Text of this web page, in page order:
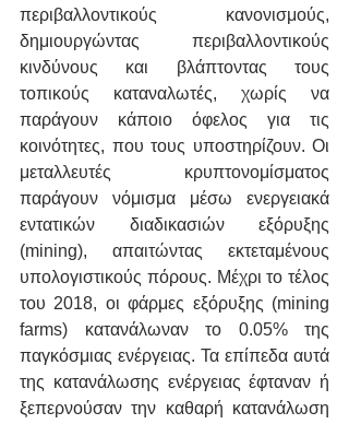
περιβαλλοντικούς κανονισμούς,
δημιουργώντας περιβαλλοντικούς
κινδύνους και βλάπτοντας τους
τοπικούς καταναλωτές, χωρίς να
παράγουν κάποιο όφελος για τις
κοινότητες, που τους υποστηρίζουν. Οι
μεταλλευτές κρυπτονομίσματος
παράγουν νόμισμα μέσω ενεργειακά
εντατικών διαδικασιών εξόρυξης
(mining), απαιτώντας εκτεταμένους
υπολογιστικούς πόρους. Μέχρι το τέλος
του 2018, οι φάρμες εξόρυξης (mining
farms) κατανάλωναν το 0.05% της
παγκόσμιας ενέργειας. Τα επίπεδα αυτά
της κατανάλωσης ενέργειας έφταναν ή
ξεπερνούσαν την καθαρή κατανάλωση